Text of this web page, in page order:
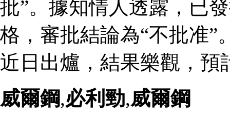
批”。據知情人透露，已
格，審批結論為“不批准”
近日出爐，結果樂觀，預
威爾鋼,必利勁,威爾鋼